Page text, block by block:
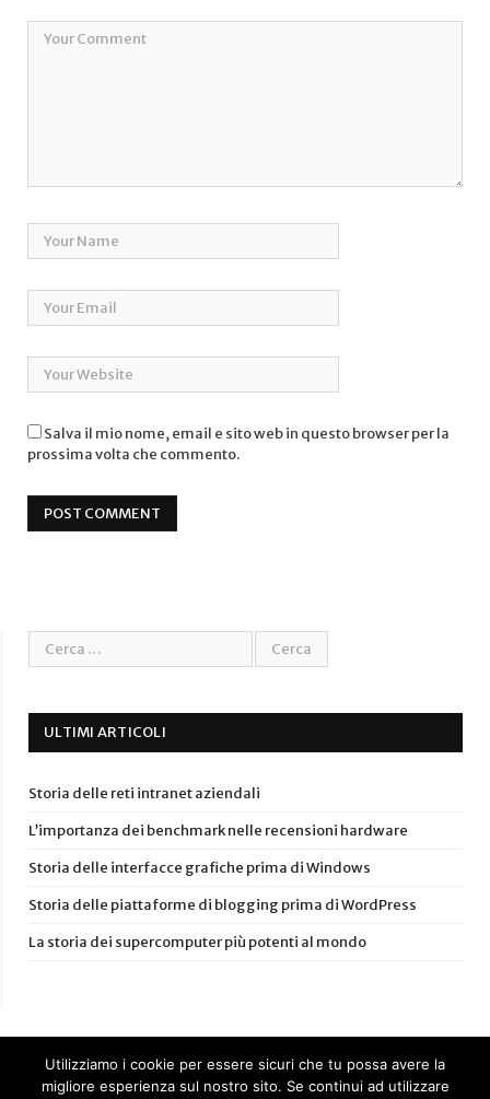
Salva il mio nome, email e sito web in questo browser per la
prossima volta che commento.
ULTIMI ARTICOLI
Storia delle reti intranet aziendali
L’importanza dei benchmark nelle recensioni hardware
Storia delle interfacce grafiche prima di Windows
Storia delle piattaforme di blogging prima di WordPress
La storia dei supercomputer più potenti al mondo
Utilizziamo i cookie per essere sicuri che tu possa avere la
migliore esperienza sul nostro sito. Se continui ad utilizzare